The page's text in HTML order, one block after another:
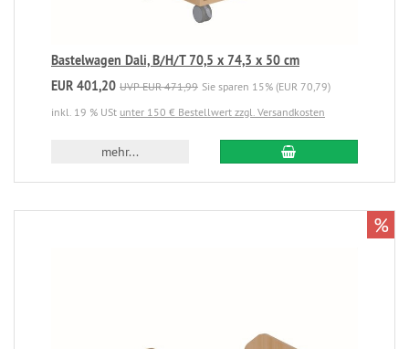
Bastelwagen Dali, B/H/T 70,5 x 74,3 x 50 cm
EUR 401,20 UVP EUR 471,99 Sie sparen 15% (EUR 70,79)
inkl. 19 % USt unter 150 € Bestellwert zzgl. Versandkosten
mehr...
%